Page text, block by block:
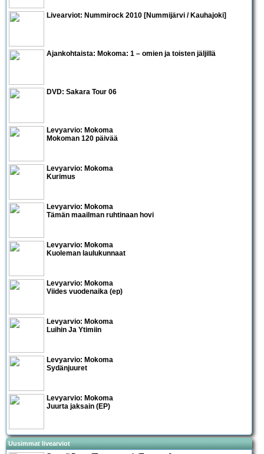
Livearviot: Nummirock 2010 [Nummijärvi / Kauhajoki]
Ajankohtaista: Mokoma: 1 – omien ja toisten jäljillä
DVD: Sakara Tour 06
Levyarvio: Mokoma
Mokoman 120 päivää
Levyarvio: Mokoma
Kurimus
Levyarvio: Mokoma
Tämän maailman ruhtinaan hovi
Levyarvio: Mokoma
Kuoleman laulukunnaat
Levyarvio: Mokoma
Viides vuodenaika (ep)
Levyarvio: Mokoma
Luihin Ja Ytimiin
Levyarvio: Mokoma
Sydänjuuret
Levyarvio: Mokoma
Juurta jaksain (EP)
Uusimmat livearviot